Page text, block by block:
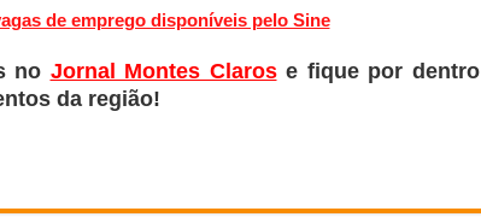
de emprego disponíveis pelo Sine
no Jornal Montes Clarose fique por dentro
da região!